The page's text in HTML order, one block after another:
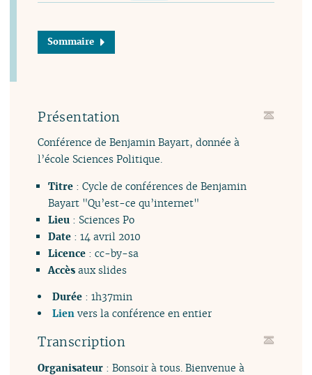
Sommaire
Présentation
Conférence de Benjamin Bayart, donnée à
l’école Sciences Politique.
Titre: Cycle de conférences de Benjamin
Bayart "Qu’est-ce qu’internet"
Lieu: Sciences Po
Date: 14 avril 2010
Licence: cc-by-sa
Accèsauxslides
Durée: 1h37min
Lienvers la conférence en entier
Transcription
Organisateur : Bonsoir à tous. Bienvenue à